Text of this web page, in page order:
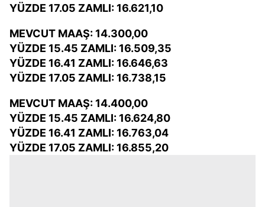
YÜZDE 17.05 ZAMLI: 16.621,10
MEVCUT MAAŞ: 14.300,00
YÜZDE 15.45 ZAMLI: 16.509,35
YÜZDE 16.41 ZAMLI: 16.646,63
YÜZDE 17.05 ZAMLI: 16.738,15
MEVCUT MAAŞ: 14.400,00
YÜZDE 15.45 ZAMLI: 16.624,80
YÜZDE 16.41 ZAMLI: 16.763,04
YÜZDE 17.05 ZAMLI: 16.855,20